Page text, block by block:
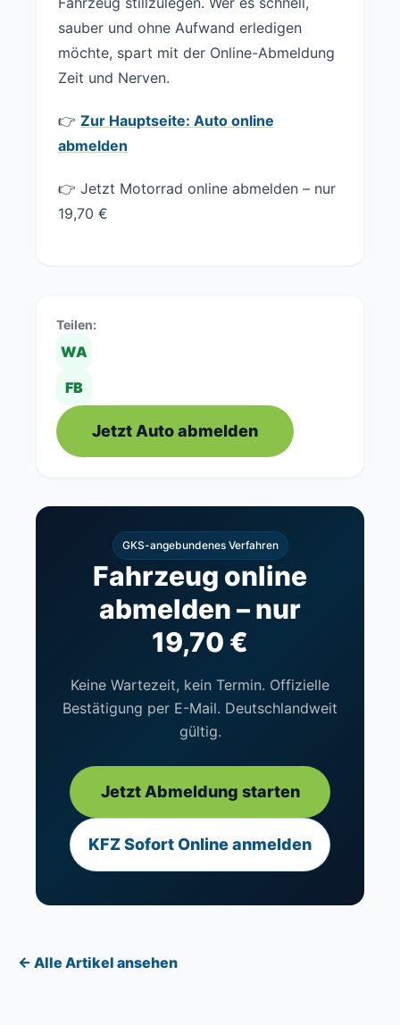
sauber und ohne Aufwand erledigen
möchte, spart mit der Online-Abmeldung
Zeit und Nerven.
👉 Zur Hauptseite: Auto online
abmelden
👉 Jetzt Motorrad online abmelden – nur
19,70 €
Teilen:
WA
FB
Jetzt Auto abmelden
GKS-angebundenes Verfahren
Fahrzeug online
abmelden – nur
19,70 €
Keine Wartezeit, kein Termin. Offizielle
Bestätigung per E-Mail. Deutschlandweit
gültig.
Jetzt Abmeldung starten
KFZ Sofort Online anmelden
← Alle Artikel ansehen